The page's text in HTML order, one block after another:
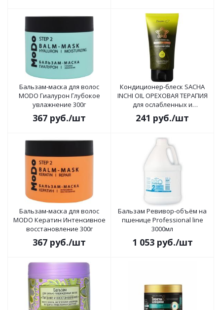
Бальзам-маска для волос
MODO Гиалурон Глубокое
увлажнение 300г
367 руб./шт
Кондиционер-блеск SACHA
INCHI OIL ОРЕХОВАЯ ТЕРАПИЯ
для ослабленных и
поврежденных волос 200гр
241 руб./шт
Бальзам-маска для волос
MODO Кератин Интенсивное
восстановление 300г
367 руб./шт
Бальзам Ревивор-объём на
пшенице Professional line
3000мл
1 053руб./шт